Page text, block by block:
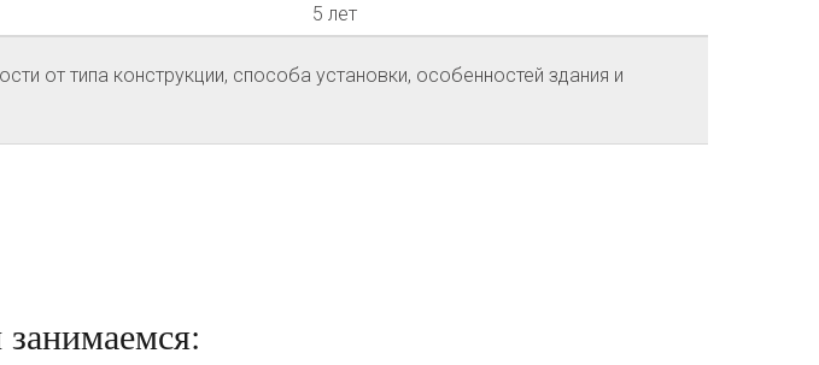
5 лет
от типа конструкции, способа установки, особенностей здания и